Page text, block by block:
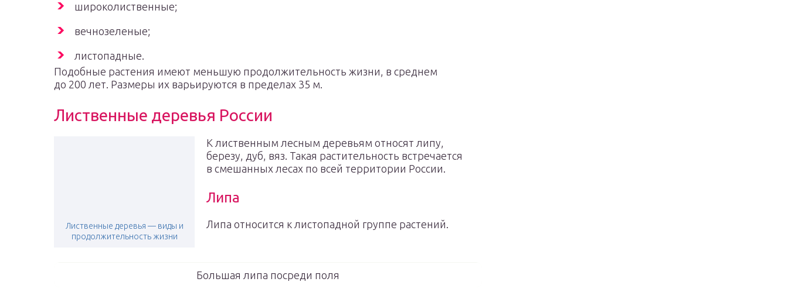
широколиственные;
вечнозеленые;
листопадные.
Подобные растения имеют меньшую продолжительность жизни, в среднем
до 200 лет. Размеры их варьируются в пределах 35 м.
Лиственные деревья России
Лиственные деревья — виды и
продолжительность жизни
К лиственным лесным деревьям относят липу,
березу, дуб, вяз. Такая растительность встречается
в смешанных лесах по всей территории России.
Липа
Липа относится к листопадной группе растений.
Большая липа посреди поля